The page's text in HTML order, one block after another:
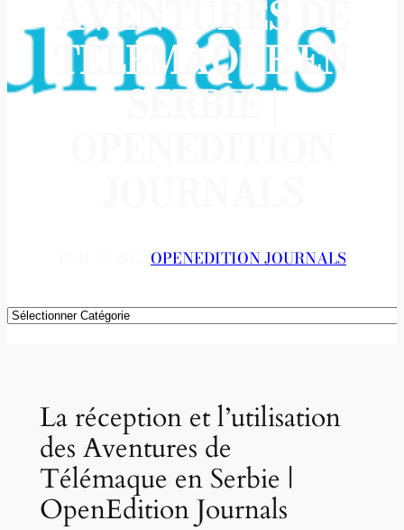
AVENTURES DE
TÉLÉMAQUE EN
SERBIE |
OPENEDITION JOURNALS
Catégories
La réception et l’utilisation
des Aventures de
Télémaque en Serbie |
OpenEdition Journals